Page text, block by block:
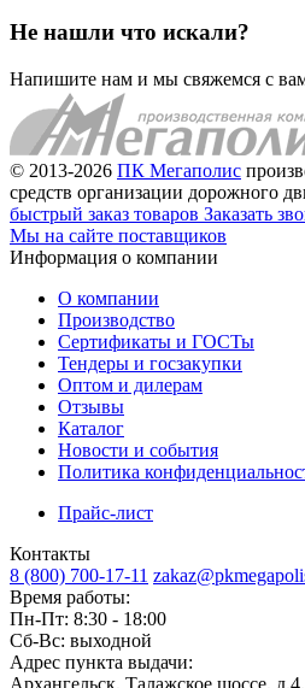
Не нашли что искали?
Напишите нам и мы свяжемся с
© 2013-2026 ПК Мегаполис
средств организации дорожного
быстрый заказ товаров Заказать
Мы на сайте поставщиков
Информация о компании
О компании
Производство
Сертификаты и ГОСТы
Тендеры и госзакупки
Оптом и дилерам
Отзывы
Каталог
Новости и события
Политика
Прайс-лист
Контакты
8 (800) 700-17-11
Время работы:
Пн-Пт: 8:30 - 18:00
Сб-Вс: выходной
Адрес пункта выдачи:
Архангельск, Талажское шоссе, д.4,